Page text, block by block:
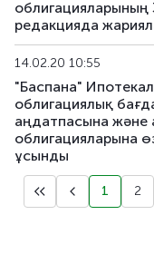
KFUSb101
KFUSb102
KFUSb103
KFUSb104
KFUSb105
KFUSb106
редакцияда
14.02.20 10:55
"Баспана"
облигациялық
аңдатпасына
облигацияларына
ұсынды
1 2